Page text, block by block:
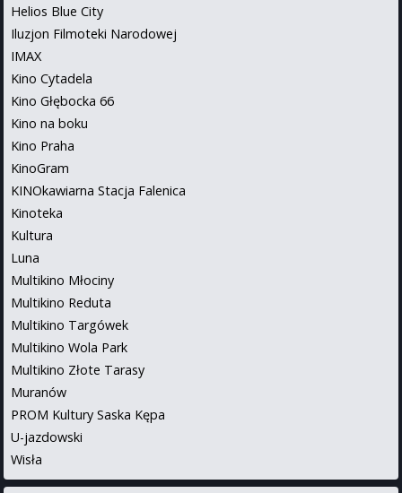
Helios Blue City
Iluzjon Filmoteki Narodowej
IMAX
Kino Cytadela
Kino Głębocka 66
Kino na boku
Kino Praha
KinoGram
KINOkawiarna Stacja Falenica
Kinoteka
Kultura
Luna
Multikino Młociny
Multikino Reduta
Multikino Targówek
Multikino Wola Park
Multikino Złote Tarasy
Muranów
PROM Kultury Saska Kępa
U-jazdowski
Wisła